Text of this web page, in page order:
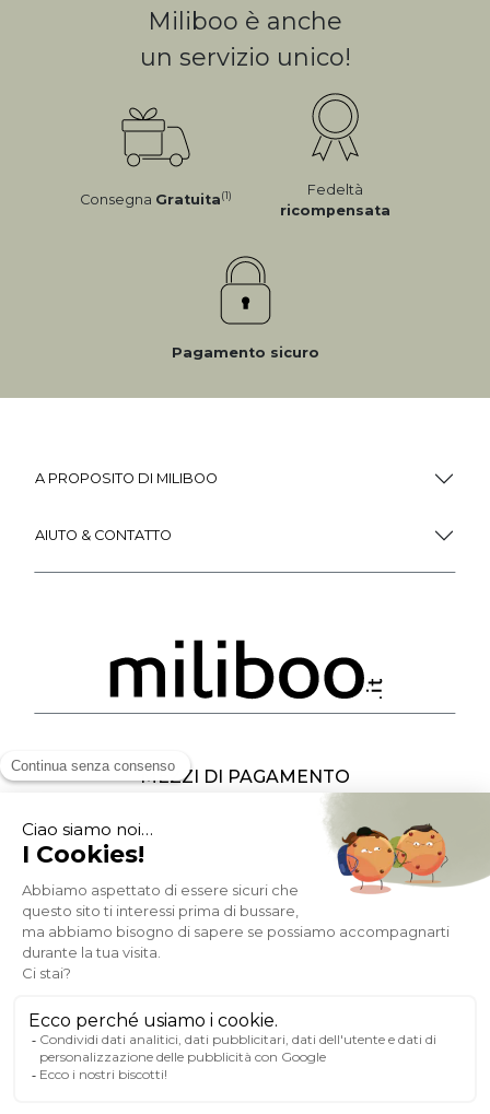
Miliboo è anche
un servizio unico!
Consegna Gratuita(1)
Fedeltà
ricompensata
Pagamento sicuro
A PROPOSITO DI MILIBOO
AIUTO & CONTATTO
MEZZI DI PAGAMENTO
SOCIAL NETWORK
ITALIA